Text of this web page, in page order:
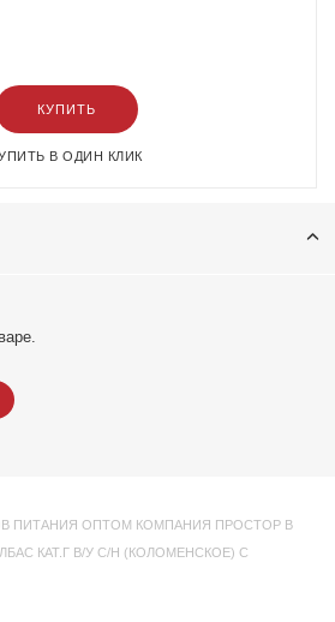
КУПИТЬ
В ОДИН КЛИК
ПИТАНИЯ ОПТОМ КОМПАНИЯ ПРОСТОР В
КАТ.Г В/У С/Н (КОЛОМЕНСКОЕ) С